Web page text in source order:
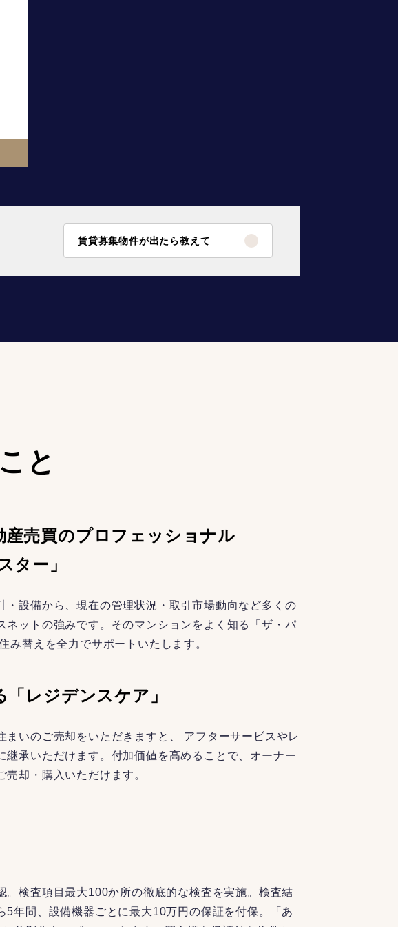
賃貸募集物件が出たら教えて
と
産売買のプロフェッショナル
ター」
・設備から、現在の管理状況・取引市場動向など多くの
ネットの強みです。そのマンションをよく知る「ザ・パ
み替えを全力でサポートいたします。
レジデンスケア」
まいのご売却をいただきますと、 アフターサービスやレ
継承いただけます。付加価値を高めることで、オーナー
却・購入いただけます。
。検査項目最大100か所の徹底的な検査を実施。検査結
5年間、設備機器ごとに最大10万円の保証を付保。「あ